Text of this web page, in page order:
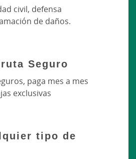
civil, defensa
de daños.
Seguro
paga mes a mes
exclusivas
tipo de